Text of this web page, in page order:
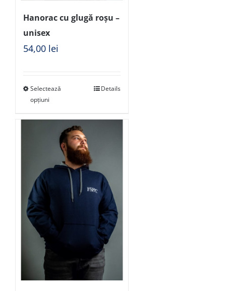
Hanorac cu glugă roșu –
unisex
54,00 lei
Selectează
opțiuni
Details